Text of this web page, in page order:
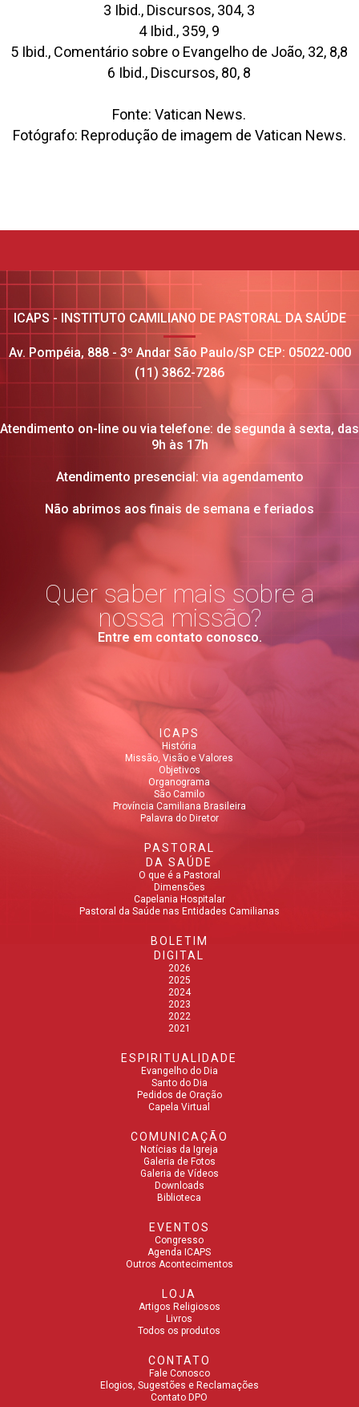
3 Ibid., Discursos, 304, 3
4 Ibid., 359, 9
5 Ibid., Comentário sobre o Evangelho de João, 32, 8,8
6 Ibid., Discursos, 80, 8
Fonte: Vatican News.
Fotógrafo: Reprodução de imagem de Vatican News.
ICAPS - INSTITUTO CAMILIANO DE PASTORAL DA SAÚDE
Av. Pompéia, 888 - 3º Andar São Paulo/SP CEP: 05022-000
(11) 3862-7286
Atendimento on-line ou via telefone: de segunda à sexta, das
9h às 17h
Atendimento presencial: via agendamento
Não abrimos aos finais de semana e feriados
Quer saber mais sobre a
nossa missão?
Entre em contato conosco.
ICAPS
História
Missão, Visão e Valores
Objetivos
Organograma
São Camilo
Província Camiliana Brasileira
Palavra do Diretor
PASTORAL
DA SAÚDE
O que é a Pastoral
Dimensões
Capelania Hospitalar
Pastoral da Saúde nas Entidades Camilianas
BOLETIM
DIGITAL
2026
2025
2024
2023
2022
2021
ESPIRITUALIDADE
Evangelho do Dia
Santo do Dia
Pedidos de Oração
Capela Virtual
COMUNICAÇÃO
Notícias da Igreja
Galeria de Fotos
Galeria de Vídeos
Downloads
Biblioteca
EVENTOS
Congresso
Agenda ICAPS
Outros Acontecimentos
LOJA
Artigos Religiosos
Livros
Todos os produtos
CONTATO
Fale Conosco
Elogios, Sugestões e Reclamações
Contato DPO